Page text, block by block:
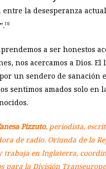
entre la desesperanza
[5]
a ser honestos
nos acercamos a Dios. El
un sendero de sanación
sentimos amados solo en
Pizzuto, periodista,
de radio. Oriunda de la
trabaja en Inglaterra,
para la División